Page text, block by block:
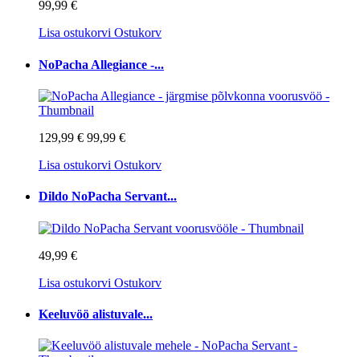
99,99 €
Lisa ostukorvi Ostukorv
NoPacha Allegiance -...
129,99 € 99,99 €
Lisa ostukorvi Ostukorv
Dildo NoPacha Servant...
49,99 €
Lisa ostukorvi Ostukorv
Keeluvöö alistuvale...